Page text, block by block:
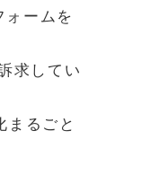
ームを
求してい
まるごと